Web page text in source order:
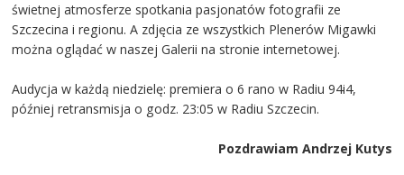
świetnej atmosferze spotkania pasjonatów fotografii ze
Szczecina i regionu. A zdjęcia ze wszystkich Plenerów Migawki
można oglądać w naszej Galerii na stronie internetowej.
Audycja w każdą niedzielę: premiera o 6 rano w Radiu 94i4,
później retransmisja o godz. 23:05 w Radiu Szczecin.
Pozdrawiam Andrzej Kutys